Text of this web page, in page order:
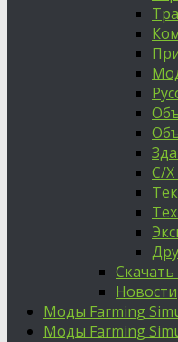
С/Х
Новости
Моды Farming
Моды Farming